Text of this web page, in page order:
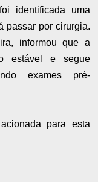
identificada uma
passar por cirurgia.
informou que a
estável e segue
exames pré-
para esta